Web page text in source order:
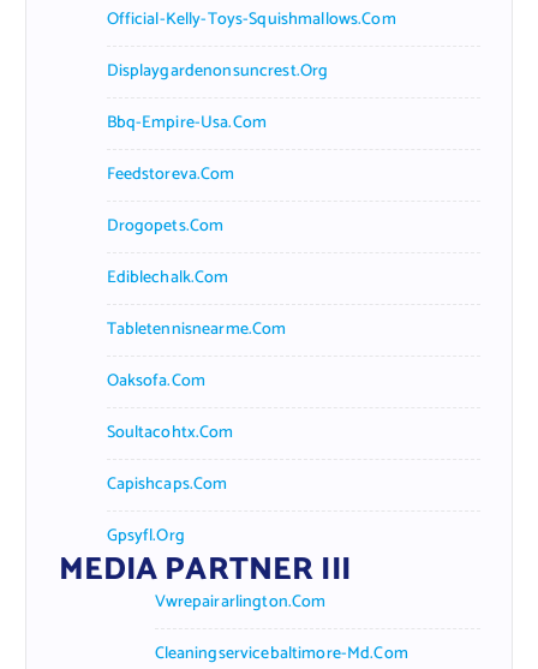
Official-Kelly-Toys-Squishmallows.com
Displaygardenonsuncrest.org
Bbq-Empire-Usa.com
Feedstoreva.com
Drogopets.com
Ediblechalk.com
Tabletennisnearme.com
Oaksofa.com
Soultacohtx.com
Capishcaps.com
Gpsyfl.org
MEDIA PARTNER III
Vwrepairarlington.com
Cleaningservicebaltimore-Md.com